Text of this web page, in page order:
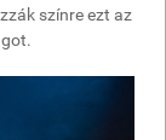
színre ezt az